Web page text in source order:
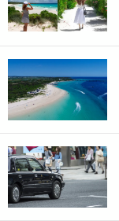
SUP 일출 시모지시마